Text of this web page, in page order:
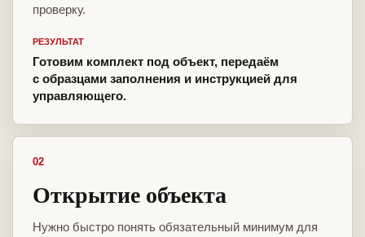
проверку.
РЕЗУЛЬТАТ
Готовим комплект под объект, передаём
с образцами заполнения и инструкцией для
управляющего.
02
Открытие объекта
Нужно быстро понять обязательный минимум для